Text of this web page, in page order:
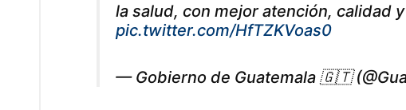
la salud, con mejor atención, calidad
pic.twitter.com/HfTZKVoas0
— Gobierno de Guatemala 🇬🇹